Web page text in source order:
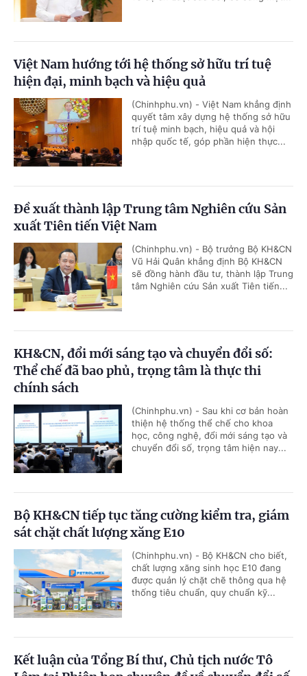
Việt Nam hướng tới hệ thống sở hữu trí tuệ
hiện đại, minh bạch và hiệu quả
(Chinhphu.vn) - Việt Nam khẳng định
quyết tâm xây dựng hệ thống sở hữu
trí tuệ minh bạch, hiệu quả và hội
nhập quốc tế, góp phần hiện thực...
Đề xuất thành lập Trung tâm Nghiên cứu Sản
xuất Tiên tiến Việt Nam
(Chinhphu.vn) - Bộ trưởng Bộ KH&CN
Vũ Hải Quân khẳng định Bộ KH&CN
sẽ đồng hành đầu tư, thành lập Trung
tâm Nghiên cứu Sản xuất Tiên tiến...
KH&CN, đổi mới sáng tạo và chuyển đổi số:
Thể chế đã bao phủ, trọng tâm là thực thi
chính sách
(Chinhphu.vn) - Sau khi cơ bản hoàn
thiện hệ thống thể chế cho khoa
học, công nghệ, đổi mới sáng tạo và
chuyển đổi số, trọng tâm hiện nay...
Bộ KH&CN tiếp tục tăng cường kiểm tra, giám
sát chặt chất lượng xăng E10
(Chinhphu.vn) - Bộ KH&CN cho biết,
chất lượng xăng sinh học E10 đang
được quản lý chặt chẽ thông qua hệ
thống tiêu chuẩn, quy chuẩn kỹ...
Kết luận của Tổng Bí thư, Chủ tịch nước Tô